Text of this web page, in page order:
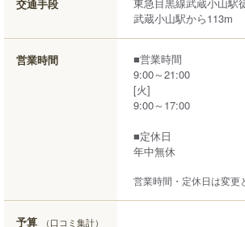
交通手段
武蔵小山駅から113m
営業時間
■営業時間
9:00～21:00
[火]
9:00～17:00
■定休日
年中無休
営業時間・定休日は変更
予算 （口コミ集計）